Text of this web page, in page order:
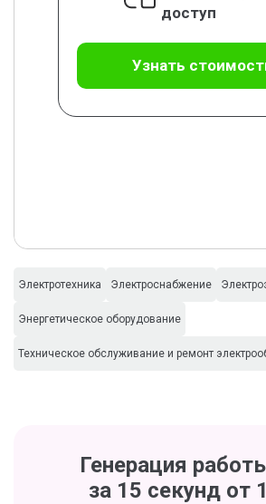
доступ
Узнать
Электротехника Электроснабжение
Энергетическое оборудование
Техническое обслуживание и ремонт
Генерация
за 15 секунд от